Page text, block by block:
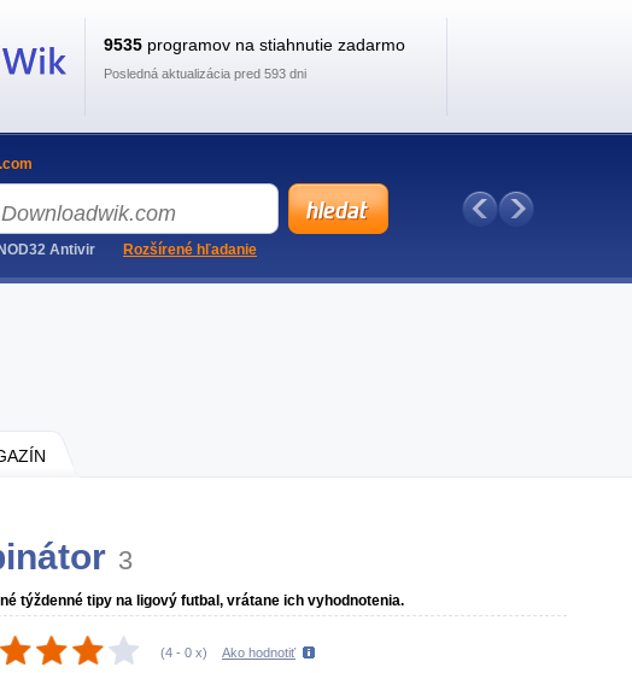
3
týždenné tipy na ligový futbal, vrátane ich vyhodnotenia.
(4 - 0 x) Ako hodnotiť
9535 programov na stiahnutie zadarmo
Posledná aktualizácia pred 593 dni
Antivir Rozšírené hľadanie